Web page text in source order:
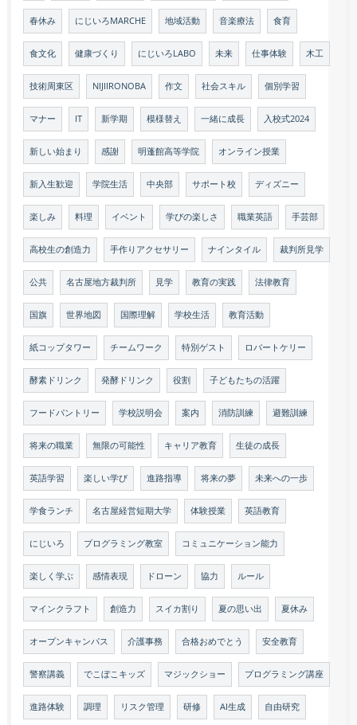
春休み にじいろMARCHE 地域活動 音楽療法 食育
食文化 健康づくり にじいろLABO 未来 仕事体験 木工
技術周東区 NIJIIRONOBA 作文 社会スキル 個別学習
マナー IT 新学期 模様替え 一緒に成長 入校式2024
新しい始まり 感謝 明蓬館高等学院 オンライン授業
新入生歓迎 学院生活 中央部 サポート校 ディズニー
楽しみ 料理 イベント 学びの楽しさ 職業英語 手芸部
高校生の創造力 手作りアクセサリー ナインタイル 裁判所見学
公共 名古屋地方裁判所 見学 教育の実践 法律教育
国旗 世界地図 国際理解 学校生活 教育活動
紙コップタワー チームワーク 特別ゲスト ロバートケリー
酵素ドリンク 発酵ドリンク 役割 子どもたちの活躍
フードパントリー 学校説明会 案内 消防訓練 避難訓練
将来の職業 無限の可能性 キャリア教育 生徒の成長
英語学習 楽しい学び 進路指導 将来の夢 未来への一歩
学食ランチ 名古屋経営短期大学 体験授業 英語教育
にじいろ プログラミング教室 コミュニケーション能力
楽しく学ぶ 感情表現 ドローン 協力 ルール
マインクラフト 創造力 スイカ割り 夏の思い出 夏休み
オープンキャンパス 介護事務 合格おめでとう 安全教育
警察講義 でこぼこキッズ マジックショー プログラミング講座
進路体験 調理 リスク管理 研修 AI生成 自由研究